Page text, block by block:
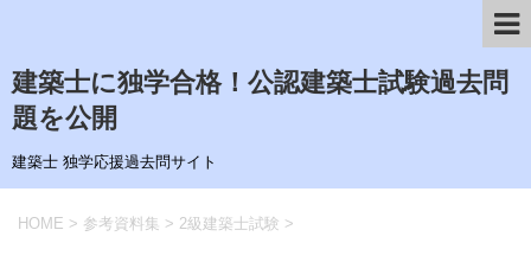
建築士に独学合格！公認建築士試験過去問
題を公開
建築士 独学応援過去問サイト
HOME > 参考資料集 > 2級建築士試験 >